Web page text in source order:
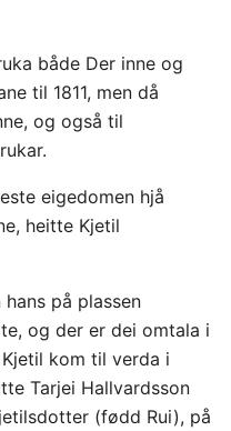
både Der inne og
til 1811, men då
og også til
eigedomen hjå
heitte Kjetil
på plassen
og der er dei omtala i
kom til verda i
Tarjei Hallvardsson
(fødd Rui), på